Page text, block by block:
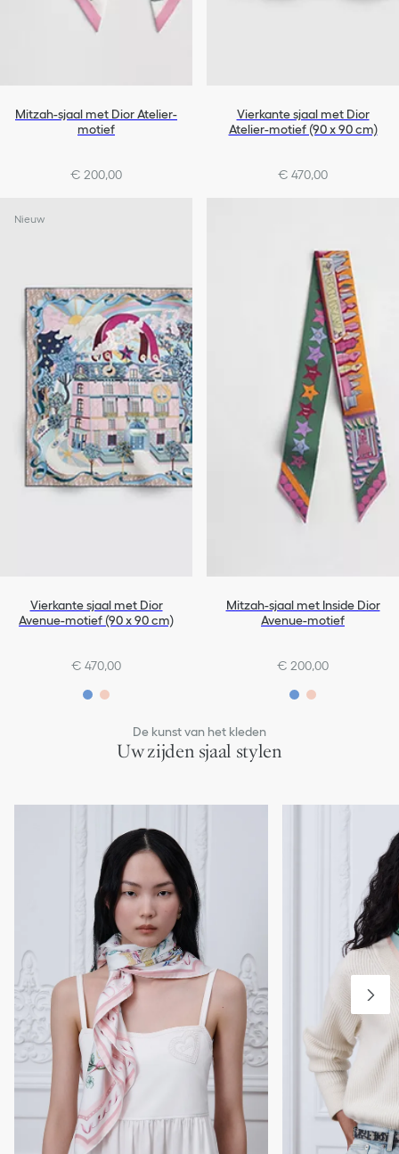
Mitzah-sjaal met Dior Atelier-
motief
€ 200,00
Vierkante sjaal met Dior
Atelier-motief (90 x 90 cm)
€ 470,00
Nieuw
Vierkante sjaal met Dior
Avenue-motief (90 x 90 cm)
€ 470,00
Mitzah-sjaal met Inside Dior
Avenue-motief
€ 200,00
De kunst van het kleden
Uw zijden sjaal stylen